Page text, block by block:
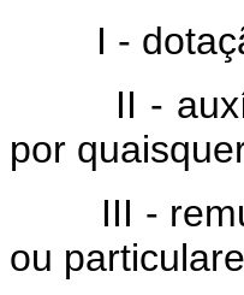
I - dotação
II -
por
III -
ou